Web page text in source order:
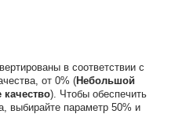
в соответствии с
от 0% (Небольшой
). Чтобы обеспечить
выбирайте параметр 50% и